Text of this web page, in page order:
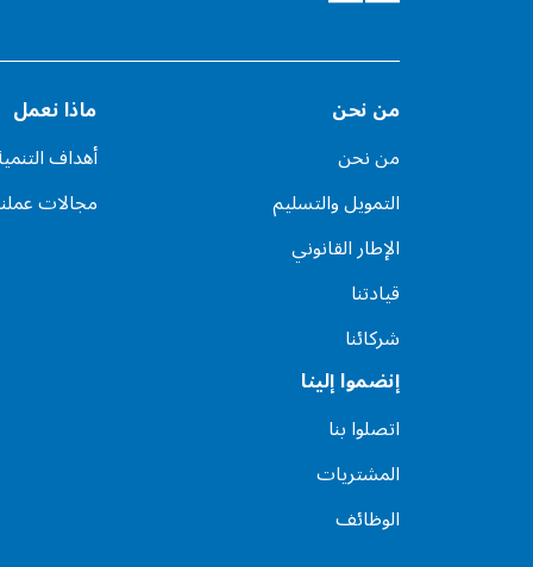
من نحن
من نحن
التمويل والتسليم
الإطار القانوني
قيادتنا
شركائنا
ماذا نعمل
أهداف
مجالات
إنضموا إلينا
اتصلوا بنا
المشتريات
الوظائف